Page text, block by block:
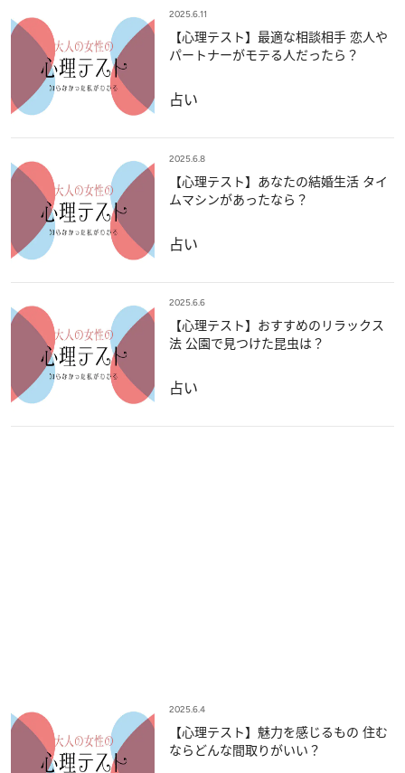
2025.6.11
【心理テスト】最適な相談相手 恋人や
パートナーがモテる人だったら？
占い
2025.6.8
【心理テスト】あなたの結婚生活 タイ
ムマシンがあったなら？
占い
2025.6.6
【心理テスト】おすすめのリラックス
法 公園で見つけた昆虫は？
占い
2025.6.4
【心理テスト】魅力を感じるもの 住む
ならどんな間取りがいい？